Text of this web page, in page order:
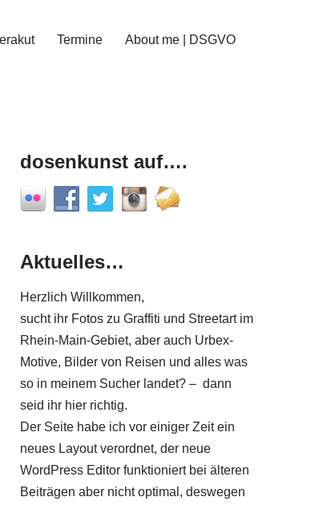
Termine About me | DSGVO
dosenkunst auf….
Aktuelles…
Herzlich Willkommen,
sucht ihr Fotos zu Graffiti und Streetart im
Rhein-Main-Gebiet, aber auch Urbex-
Motive, Bilder von Reisen und alles was
so in meinem Sucher landet? – dann
seid ihr hier richtig.
Der Seite habe ich vor einiger Zeit ein
neues Layout verordnet, der neue
WordPress Editor funktioniert bei älteren
Beiträgen aber nicht optimal, deswegen